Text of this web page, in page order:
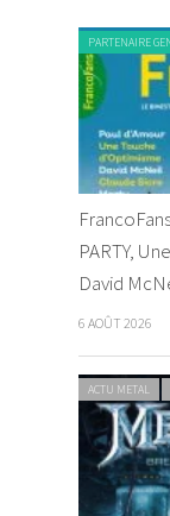
PARTENAIRE
PARTY,
David
6 AOÛT 2026
ACTU METAL